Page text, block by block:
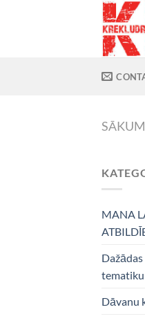
MANA
tematiku
Dāvanu